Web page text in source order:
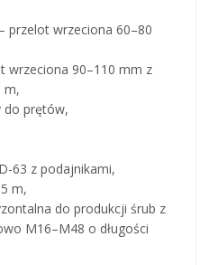
przelot wrzeciona 60–80
wrzeciona 90–110 mm z
m,
do prętów,
63 z podajnikami,
m,
do produkcji śrub z
M16–M48 o długości